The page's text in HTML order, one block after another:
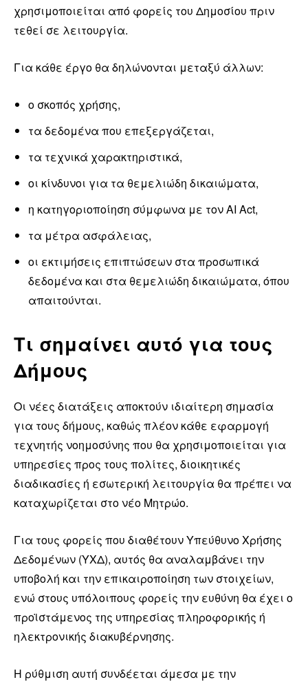
χρησιμοποιείται από φορείς του Δημοσίου πριν
τεθεί σε λειτουργία.
Για κάθε έργο θα δηλώνονται μεταξύ άλλων:
ο σκοπός χρήσης,
τα δεδομένα που επεξεργάζεται,
τα τεχνικά χαρακτηριστικά,
οι κίνδυνοι για τα θεμελιώδη δικαιώματα,
η κατηγοριοποίηση σύμφωνα με τον AI Act,
τα μέτρα ασφάλειας,
οι εκτιμήσεις επιπτώσεων στα προσωπικά
δεδομένα και στα θεμελιώδη δικαιώματα, όπου
απαιτούνται.
Τι σημαίνει αυτό για τους
Δήμους
Οι νέες διατάξεις αποκτούν ιδιαίτερη σημασία
για τους δήμους, καθώς πλέον κάθε εφαρμογή
τεχνητής νοημοσύνης που θα χρησιμοποιείται για
υπηρεσίες προς τους πολίτες, διοικητικές
διαδικασίες ή εσωτερική λειτουργία θα πρέπει να
καταχωρίζεται στο νέο Μητρώο.
Για τους φορείς που διαθέτουν Υπεύθυνο Χρήσης
Δεδομένων (ΥΧΔ), αυτός θα αναλαμβάνει την
υποβολή και την επικαιροποίηση των στοιχείων,
ενώ στους υπόλοιπους φορείς την ευθύνη θα έχει ο
προϊστάμενος της υπηρεσίας πληροφορικής ή
ηλεκτρονικής διακυβέρνησης.
Η ρύθμιση αυτή συνδέεται άμεσα με την